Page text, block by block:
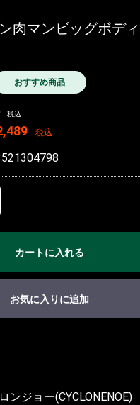
肉マンビッグボデ
おすすめ商品
税込
税込
カートに入れる
お気に入りに追加
ンジョー(CYCLONENOE)